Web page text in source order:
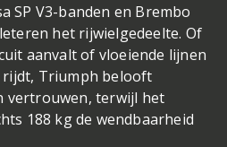
SP V3-banden en Brembo
het rijwielgedeelte. Of
aanvalt of vloeiende lijnen
Triumph belooft
vertrouwen, terwijl het
188 kg de wendbaarheid